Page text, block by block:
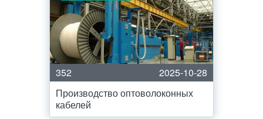
352
2025-10-28
Производство оптоволоконных
кабелей